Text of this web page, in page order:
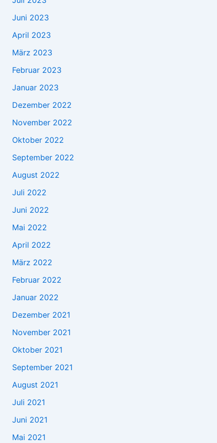
Juni 2023
April 2023
März 2023
Februar 2023
Januar 2023
Dezember 2022
November 2022
Oktober 2022
September 2022
August 2022
Juli 2022
Juni 2022
Mai 2022
April 2022
März 2022
Februar 2022
Januar 2022
Dezember 2021
November 2021
Oktober 2021
September 2021
August 2021
Juli 2021
Juni 2021
Mai 2021